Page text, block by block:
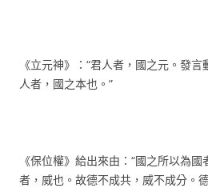
《立元神》：“君人者，國之元。發
人者，國之本也。”
《保位權》給出來由：“國之所以為
者，威也。故德不成共，威不成分。